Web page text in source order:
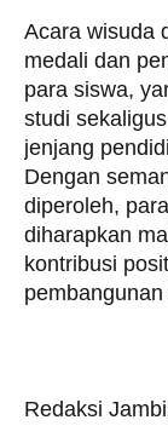
Acara wisuda
medali dan
para siswa,
studi
jenjang
Dengan
diperoleh,
diharapkan
kontribusi
Redaksi